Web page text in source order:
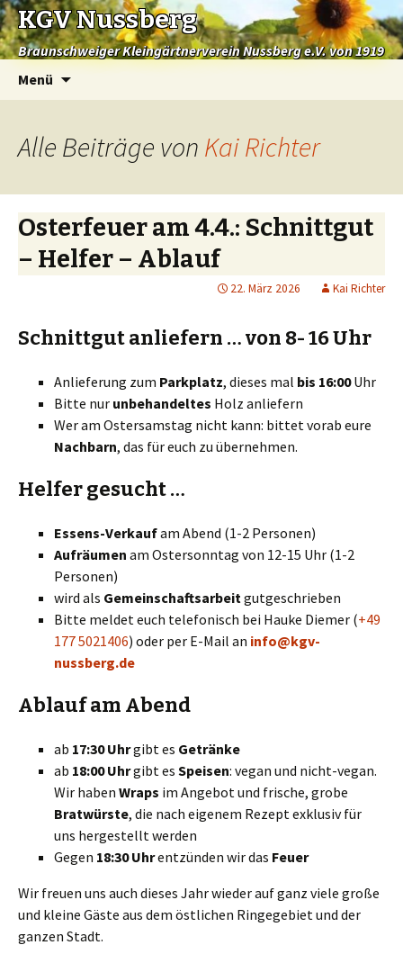
KGV Nussberg
Braunschweiger Kleingärtnerverein Nussberg e.V. von 1919
Menü
Springe
Alle Beiträge von Kai Richter
Osterfeuer am 4.4.: Schnittgut
– Helfer – Ablauf
22. März 2026 Kai Richter
Schnittgut anliefern … von 8- 16 Uhr
Anlieferung zum Parkplatz, dieses mal bis 16:00Uhr
Bitte nur unbehandeltes Holz anliefern
Wer am Ostersamstag nicht kann: bittet vorab eure
Nachbarn, das für euch zu übernehmen.
Helfer gesucht …
Essens-Verkaufam Abend (1-2 Personen)
Aufräumen am Ostersonntag von 12-15 Uhr (1-2
Personen)
wird als Gemeinschaftsarbeitgutgeschrieben
Bitte meldet euch telefonisch bei Hauke Diemer (+49
177 5021406) oder per E-Mail an info@kgv-
nussberg.de
Ablauf am Abend
ab 17:30 Uhrgibt es Getränke
ab 18:00 Uhrgibt es Speisen: vegan und nicht-vegan.
Wir haben Wraps im Angebot und frische, grobe
Bratwürste, die nach eigenem Rezept exklusiv für
uns hergestellt werden
Gegen 18:30 Uhrentzünden wir das Feuer
Wir freuen uns auch dieses Jahr wieder auf ganz viele große
und kleine Gäste aus dem östlichen Ringegebiet und der
ganzen Stadt.